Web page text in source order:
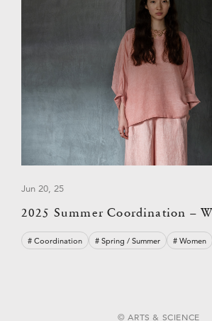
Jun 20, 25
2025 Summer Coordination –
# Coordination # Spring / Summer # Women
© ARTS & SCIENCE